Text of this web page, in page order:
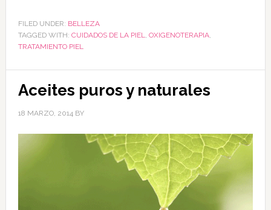
FILED UNDER: BELLEZA
TAGGED WITH: CUIDADOS DE LA PIEL OXIGENOTERAPIA,
TRATAMIENTO PIEL
Aceites puros y naturales
18 MARZO, 2014 BY